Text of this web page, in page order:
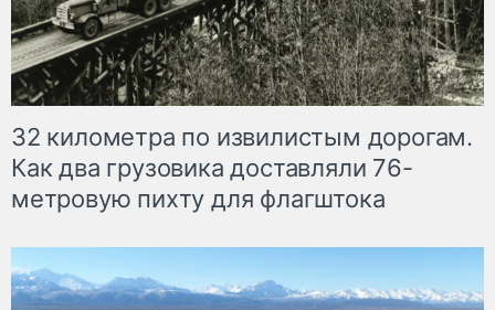
32 километра по извилистым дорогам.
Как два грузовика доставляли 76-
метровую пихту для флагштока